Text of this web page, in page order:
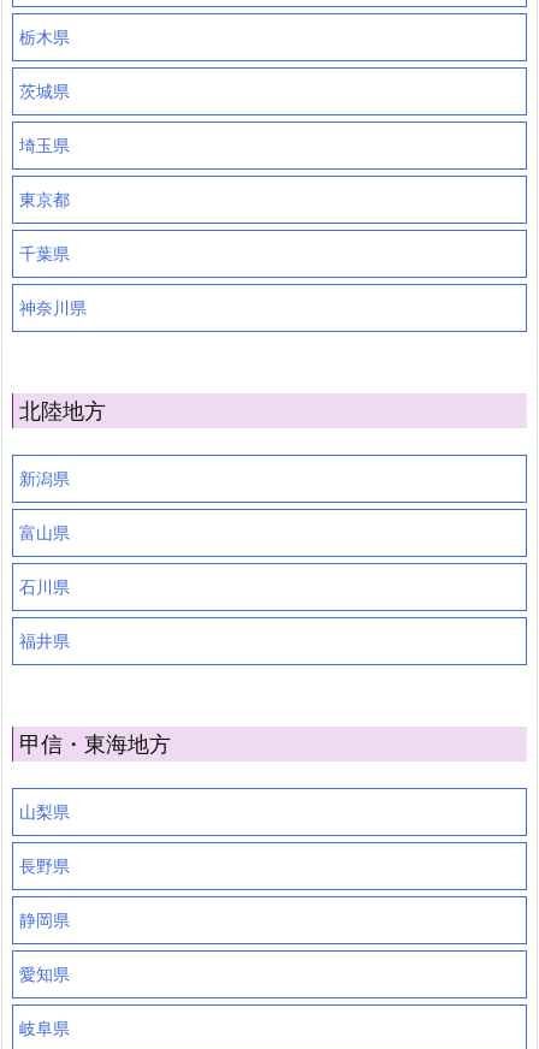
栃木県
茨城県
埼玉県
東京都
千葉県
神奈川県
北陸地方
新潟県
富山県
石川県
福井県
甲信・東海地方
山梨県
長野県
静岡県
愛知県
岐阜県